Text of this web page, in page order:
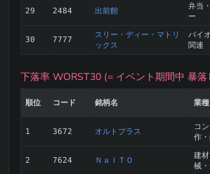
29 2484 出前館 弁当
ー
30 7777 スリー・ディー・マトリ
ックス
バイ
関連
下落率 WORST30 (= イベント期間中 暴落
順位 コード 銘柄名 業種
1 3672 オルトプラス コ
作
2 7624 ＮａＩＴＯ 建
械